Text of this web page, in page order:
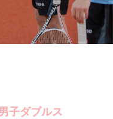
子ダブルス